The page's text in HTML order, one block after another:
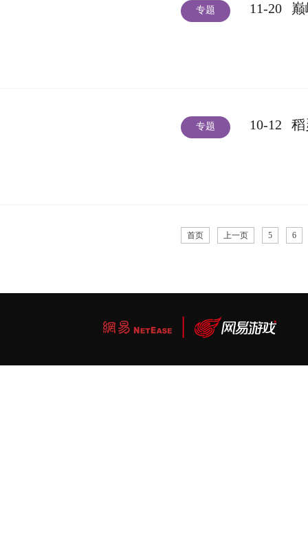
专题 11-20
专题 10-12 稻
首页 上一页 5 6